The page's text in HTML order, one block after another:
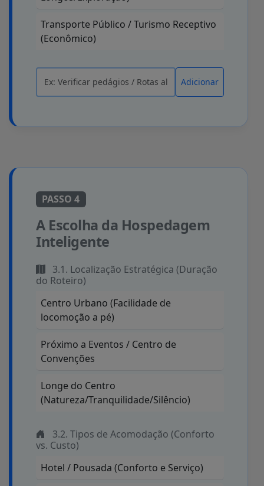
Transporte Público / Turismo Receptivo
(Econômico)
Adicionar
PASSO 4
A Escolha da Hospedagem
Inteligente
3.1. Localização Estratégica (Duração
do Roteiro)
Centro Urbano (Facilidade de
locomoção a pé)
Próximo a Eventos / Centro de
Convenções
Longe do Centro
(Natureza/Tranquilidade/Silêncio)
3.2. Tipos de Acomodação (Conforto
vs. Custo)
Hotel / Pousada (Conforto e Serviço)